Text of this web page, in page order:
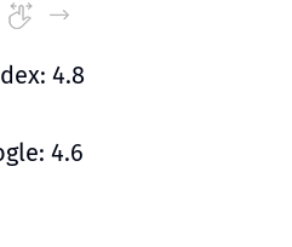
4.8
4.6